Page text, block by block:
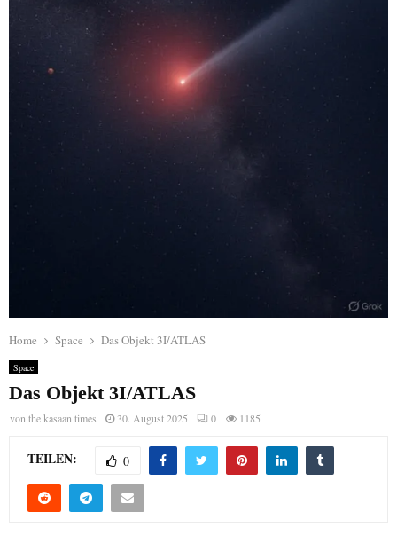
Home Space Das Objekt 3I/ATLAS
Space
Das Objekt 3I/ATLAS
von the kasaan times 30. August 2025 0 1185
TEILEN: 0